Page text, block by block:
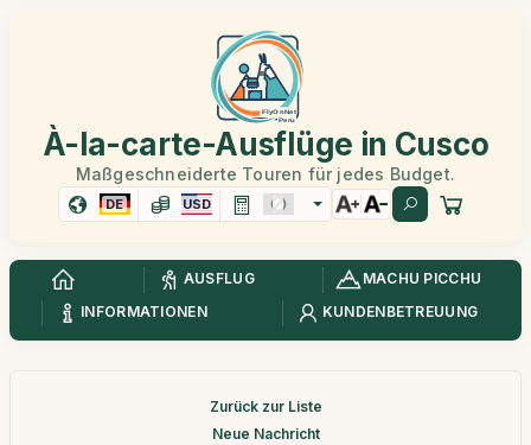
À-la-carte-Ausflüge in Cusco
Maßgeschneiderte Touren für jedes Budget.
DE USD
AUSFLUG
MACHU PICCHU
INFORMATIONEN
KUNDENBETREUUNG
Zurück zur Liste
Neue Nachricht